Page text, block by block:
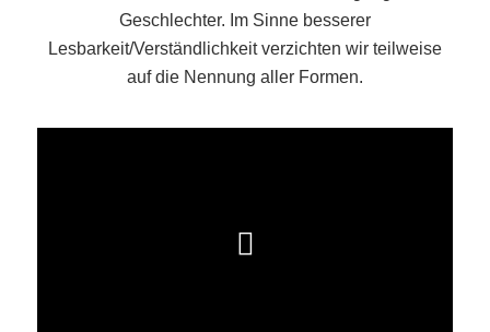
Geschlechter. Im Sinne besserer
Lesbarkeit/Verständlichkeit verzichten wir teilweise
auf die Nennung aller Formen.